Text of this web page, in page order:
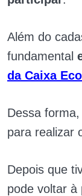
Além do
fundamental
da Caixa
Dessa
para realizar
Depois que
pode voltar à